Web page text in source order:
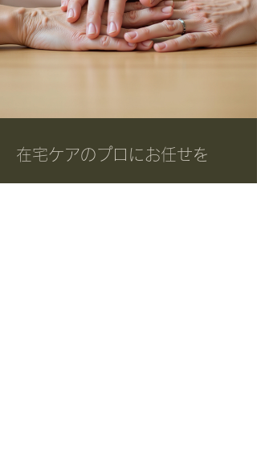
​在宅ケアのプロにお任せを